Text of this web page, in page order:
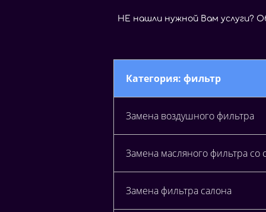
Н Е нашли нужной Вам услуги? О
Категория: фильтр
Замена воздушного фильтра
Замена масляного фильтра со
Замена фильтра салона